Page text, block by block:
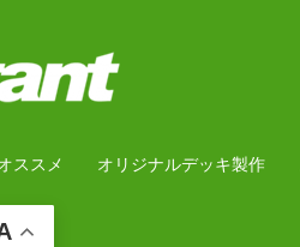
ススメ オリジナルデッキ製作